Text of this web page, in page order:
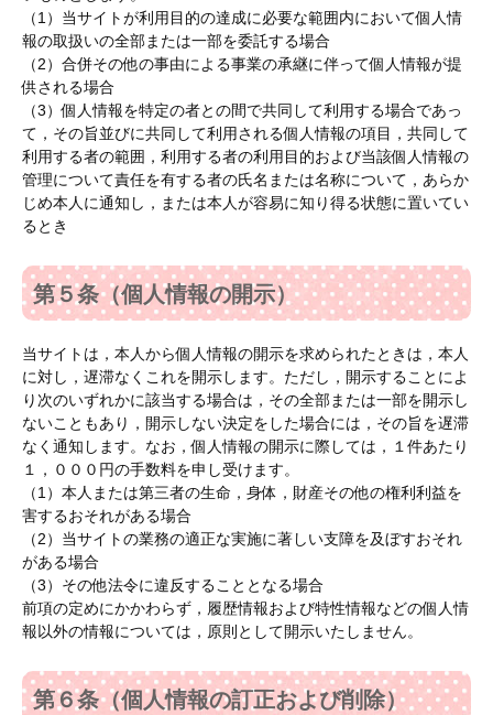
（1）当サイトが利用目的の達成に必要な範囲内において個人情
報の取扱いの全部または一部を委託する場合
（2）合併その他の事由による事業の承継に伴って個人情報が提
供される場合
（3）個人情報を特定の者との間で共同して利用する場合であっ
て，その旨並びに共同して利用される個人情報の項目，共同して
利用する者の範囲，利用する者の利用目的および当該個人情報の
管理について責任を有する者の氏名または名称について，あらか
じめ本人に通知し，または本人が容易に知り得る状態に置いてい
るとき
第５条（個人情報の開示）
当サイトは，本人から個人情報の開示を求められたときは，本人
に対し，遅滞なくこれを開示します。ただし，開示することによ
り次のいずれかに該当する場合は，その全部または一部を開示し
ないこともあり，開示しない決定をした場合には，その旨を遅滞
なく通知します。なお，個人情報の開示に際しては，１件あたり
１，０００円の手数料を申し受けます。
（1）本人または第三者の生命，身体，財産その他の権利利益を
害するおそれがある場合
（2）当サイトの業務の適正な実施に著しい支障を及ぼすおそれ
がある場合
（3）その他法令に違反することとなる場合
前項の定めにかかわらず，履歴情報および特性情報などの個人情
報以外の情報については，原則として開示いたしません。
第６条（個人情報の訂正および削除）